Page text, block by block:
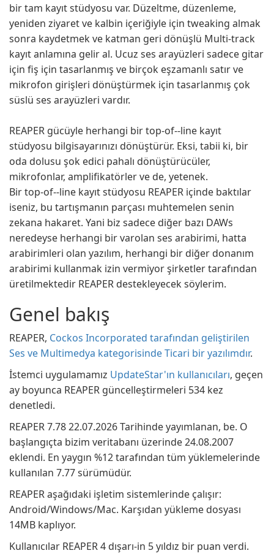
bir tam kayıt stüdyosu var. Düzeltme, düzenleme,
yeniden ziyaret ve kalbin içeriğiyle için tweaking almak
sonra kaydetmek ve katman geri dönüşlü Multi-track
kayıt anlamına gelir al. Ucuz ses arayüzleri sadece gitar
için fiş için tasarlanmış ve birçok eşzamanlı satır ve
mikrofon girişleri dönüştürmek için tasarlanmış çok
süslü ses arayüzleri vardır.
REAPER gücüyle herhangi bir top-of--line kayıt
stüdyosu bilgisayarınızı dönüştürür. Eksi, tabii ki, bir
oda dolusu şok edici pahalı dönüştürücüler,
mikrofonlar, amplifikatörler ve de, yetenek.
Bir top-of--line kayıt stüdyosu REAPER içinde baktılar
iseniz, bu tartışmanın parçası muhtemelen senin
zekana hakaret. Yani biz sadece diğer bazı DAWs
neredeyse herhangi bir varolan ses arabirimi, hatta
arabirimleri olan yazılım, herhangi bir diğer donanım
arabirimi kullanmak izin vermiyor şirketler tarafından
üretilmektedir REAPER destekleyecek söylerim.
Genel bakış
REAPER, Cockos Incorporated tarafından geliştirilen
Ses ve Multimedya kategorisinde Ticari bir yazılımdır.
İstemci uygulamamız UpdateStar'ın kullanıcıları, geçen
ay boyunca REAPER güncelleştirmeleri 534 kez
denetledi.
REAPER 7.78 22.07.2026 Tarihinde yayımlanan, be. O
başlangıçta bizim veritabanı üzerinde 24.08.2007
eklendi. En yaygın %12 tarafından tüm yüklemelerinde
kullanılan 7.77 sürümüdür.
REAPER aşağıdaki işletim sistemlerinde çalışır:
Android/Windows/Mac. Karşıdan yükleme dosyası
14MB kaplıyor.
Kullanıcılar REAPER 4 dışarı-in 5 yıldız bir puan verdi.